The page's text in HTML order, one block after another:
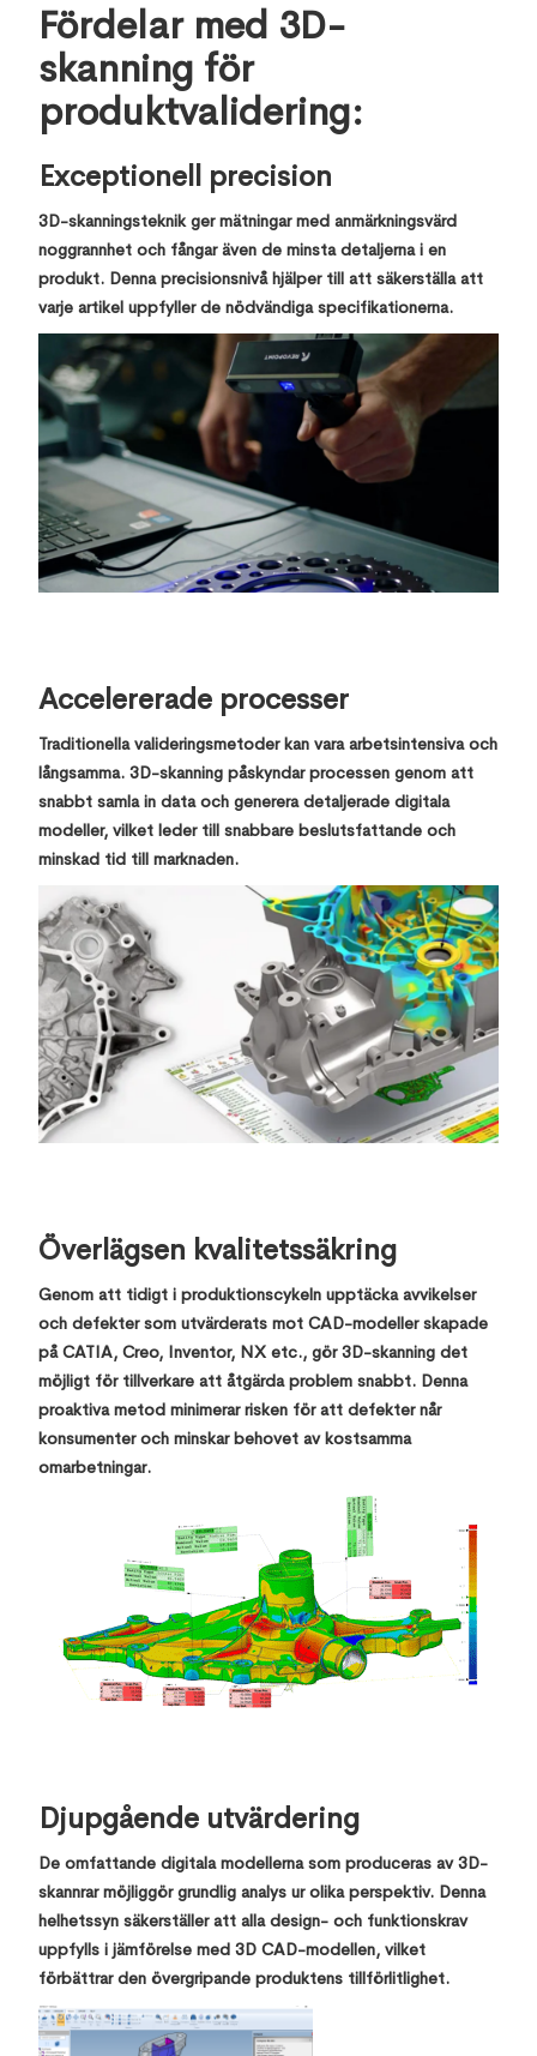
Fördelar med 3D-
skanning för
produktvalidering:
Exceptionell precision
3D-skanningsteknik ger mätningar med anmärkningsvärd
noggrannhet och fångar även de minsta detaljerna i en
produkt. Denna precisionsnivå hjälper till att säkerställa att
varje artikel uppfyller de nödvändiga specifikationerna.
Accelererade processer
Traditionella valideringsmetoder kan vara arbetsintensiva och
långsamma. 3D-skanning påskyndar processen genom att
snabbt samla in data och generera detaljerade digitala
modeller, vilket leder till snabbare beslutsfattande och
minskad tid till marknaden.
Överlägsen kvalitetssäkring
Genom att tidigt i produktionscykeln upptäcka avvikelser
och defekter som utvärderats mot CAD-modeller skapade
på CATIA, Creo, Inventor, NX etc., gör 3D-skanning det
möjligt för tillverkare att åtgärda problem snabbt. Denna
proaktiva metod minimerar risken för att defekter når
konsumenter och minskar behovet av kostsamma
omarbetningar.
Djupgående utvärdering
De omfattande digitala modellerna som produceras av 3D-
skannrar möjliggör grundlig analys ur olika perspektiv. Denna
helhetssyn säkerställer att alla design- och funktionskrav
uppfylls i jämförelse med 3D CAD-modellen, vilket
förbättrar den övergripande produktens tillförlitlighet.